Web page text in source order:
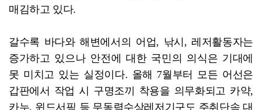
매김하고 있다.
갈수록 바다와 해변에서의 어업, 낚시, 레저활동자는
증가하고 있으나 안전에 대한 국민의 의식은 기대에
못 미치고 있는 실정이다. 올해 7월부터 모든 어선은
갑판에서 작업 시 구명조끼 착용을 의무화되고 카약,
카누, 윈드서핑 등 무동력수상레저기구도 주취단속 대